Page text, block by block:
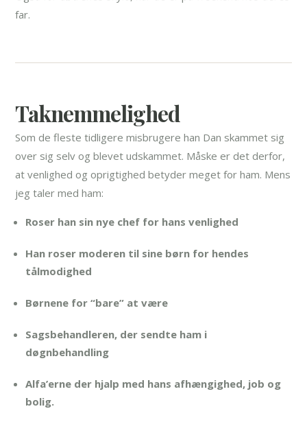
far.
Taknemmelighed
Som de fleste tidligere misbrugere han Dan skammet sig
over sig selv og blevet udskammet. Måske er det derfor,
at venlighed og oprigtighed betyder meget for ham. Mens
jeg taler med ham:
Roser han sin nye chef for hans venlighed
Han roser moderen til sine børn for hendes
tålmodighed
Børnene for “bare” at være
Sagsbehandleren, der sendte ham i
døgnbehandling
Alfa’erne der hjalp med hans afhængighed, job og
bolig.